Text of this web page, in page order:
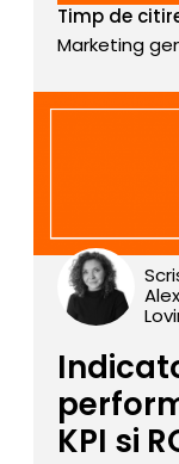
Timp de
Marketing
KPI si